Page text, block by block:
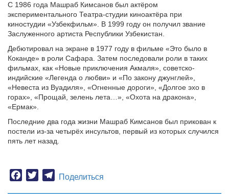
С 1986 года Машраб Кимсанов был актёром
экспериментального Театра-студии киноактёра при
киностудии «Узбекфильм». В 1999 году он получил звание
Заслуженного артиста Республики Узбекистан.
Дебютировал на экране в 1977 году в фильме «Это было в
Коканде» в роли Сафара. Затем последовали роли в таких
фильмах, как «Новые приключения Акмаля», советско-
индийские «Легенда о любви» и «По закону джунглей»,
«Невеста из Вуадиля», «Огненные дороги», «Долгое эхо в
горах», «Прощай, зелень лета…», «Охота на дракона»,
«Ермак».
Последние два года жизни Машраб Кимсанов был прикован к
постели из-за четырёх инсультов, первый из которых случился
пять лет назад.
Facebook
TwitterTelegram
Поделиться